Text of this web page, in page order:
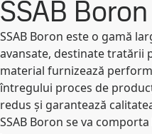
SSAB Boron
SSAB Boron este o gamă
avansate, destinate tratării
material furnizează
întregului proces de
redus și garantează
SSAB Boron se va